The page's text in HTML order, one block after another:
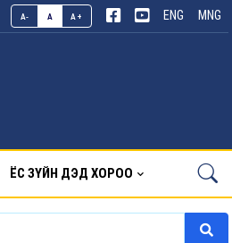
A- A A+ ENG MNG
ЁС ЗҮЙН ДЭД ХОРОО